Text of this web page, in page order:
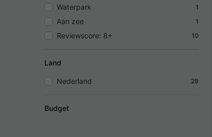
Waterpark 1
Aan zee 1
Reviewscore: 8+ 10
Land
Nederland 28
Budget